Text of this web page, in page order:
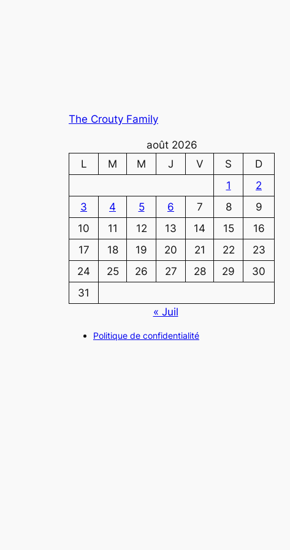
The Crouty Family
août 2026
L
M M J V S
D
1
2
3
4 5 6 7 8
9
10
11 12 13 14 15
16
17
18 19 20 21 22
23
24
25 26 27 28 29
30
31
« Juil
Politique de confidentialité